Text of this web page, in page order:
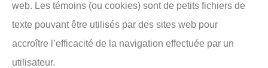
web. Les témoins (ou cookies) sont de petits fichiers de
texte pouvant être utilisés par des sites web pour
accroître l’efficacité de la navigation effectuée par un
utilisateur.